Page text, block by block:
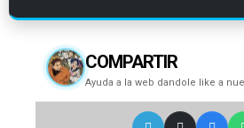
COMPARTIR
Ayuda a la web dandole like a